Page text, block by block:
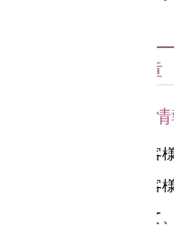
第４章
第10条（お客様情
当サロンは、お客
ービス内容やお客
取り扱いについて